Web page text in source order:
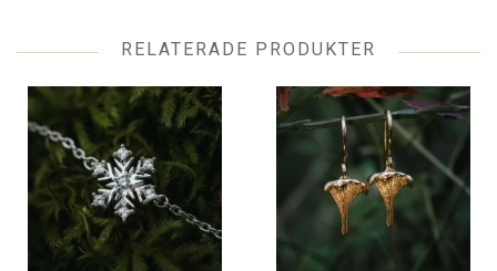
RELATERADE PRODUKTER